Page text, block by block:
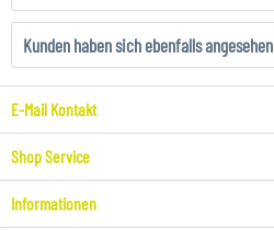
Kunden haben sich ebenfalls angesehen
E-Mail Kontakt
Shop Service
Informationen